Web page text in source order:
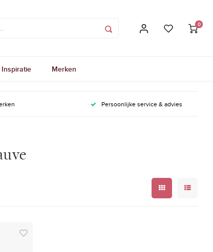
0
Inspiratie Merken
Persoonlijke service & advies